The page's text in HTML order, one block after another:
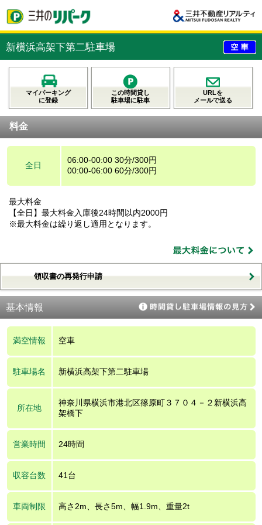
新横浜高架下第二駐車場
マイパーキング
に登録
この時間貸し
駐車場に駐車
URLを
メールで送る
料金
全日
06:00-00:00 30分/300円
00:00-06:00 60分/300円
最大料金
【全日】最大料金入庫後24時間以内2000円
※最大料金は繰り返し適用となります。
領収書の再発行申請
基本情報
満空情報 空車
駐車場名 新横浜高架下第二駐車場
所在地
神奈川県横浜市港北区篠原町３７０４－２新横浜高
架橋下
営業時間 24時間
収容台数 41台
車両制限 高さ2m、長さ5m、幅1.9m、重量2t